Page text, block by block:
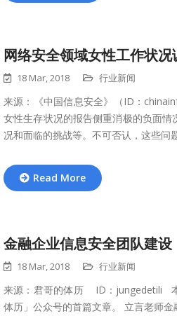
网络安全领域女性工作状况
18 Mar, 2018 行业新闻
来源：《中国信息安全》（ID：
女性生存状况的报告侧重消极的负面
况和面临的挑战等。不可否认，这些问
Read More
金融企业信息安全团队建设
18 Mar, 2018 行业新闻
来源：君哥的体历 ID：jungedetili
体历」公众号的首篇文章。 立言老师